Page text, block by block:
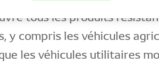
tous les produits
y compris les véhicules
les véhicules utilitaires